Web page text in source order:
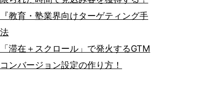
『教育・塾業界向けターゲティング手
法
「滞在＋スクロール」で発火するGTM
コンバージョン設定の作り方！